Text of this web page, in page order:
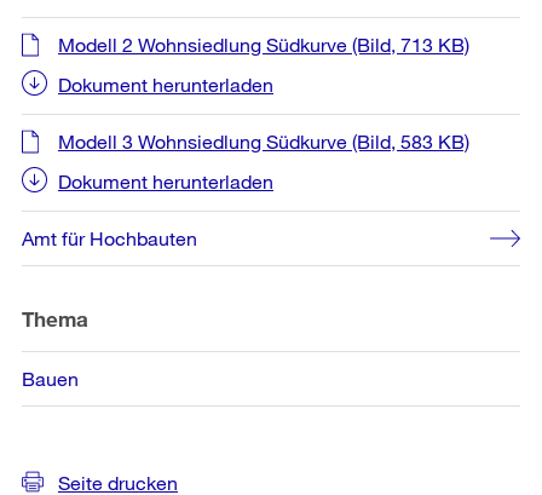
Modell 2 Wohnsiedlung Südkurve (Bild, 713 KB)
Dokument herunterladen
Modell 3 Wohnsiedlung Südkurve (Bild, 583 KB)
Dokument herunterladen
Amt für Hochbauten
Thema
Bauen
Seite drucken